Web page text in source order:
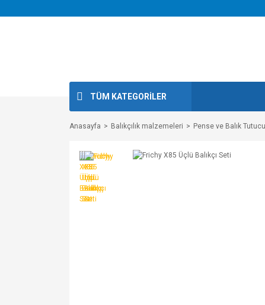
TÜM KATEGORİLER
Anasayfa Balıkçılık malzemeleri Pense ve Balık